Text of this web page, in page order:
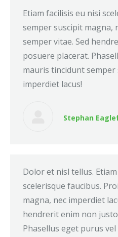
Etiam facilisis eu nisi
semper suscipit magna,
semper vitae. Sed
posuere placerat.
mauris tincidunt semper
imperdiet lacus!
Stephan
Dolor et nisl tellus.
scelerisque faucibus.
magna, nec imperdiet
hendrerit enim non
Phasellus eget purus vel